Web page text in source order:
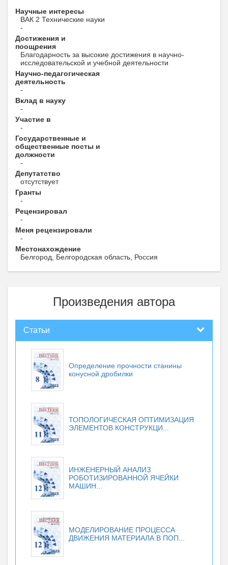
Научные интересы
ВАК 2 Технические науки
-
Достижения и
поощрения
Благодарность за высокие достижения в научно-
исследовательской и учебной деятельности
Научно-педагогическая
деятельность
-
Вклад в науку
-
Участие в
-
Государственные и
общественные посты и
должности
-
Депутатство
отсутствует
Гранты
-
Рецензировал
-
Меня рецензировали
-
Местонахождение
Белгород, Белгородская область, Россия
Произведения автора
Статьи
Определение прочности станины
конусной дробилки
ТОПОЛОГИЧЕСКАЯ ОПТИМИЗАЦИЯ
ЭЛЕМЕНТОВ КОНСТРУКЦИ...
ИНЖЕНЕРНЫЙ АНАЛИЗ
РОБОТИЗИРОВАННОЙ ЯЧЕЙКИ
МАШИН...
МОДЕЛИРОВАНИЕ ПРОЦЕССА
ДВИЖЕНИЯ МАТЕРИАЛА В ПОП...